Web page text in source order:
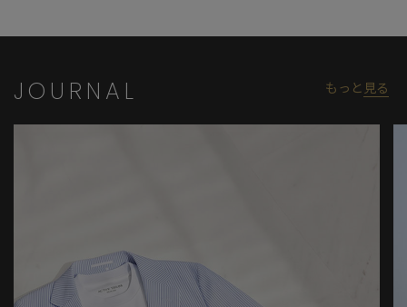
JOURNAL もっと 見る